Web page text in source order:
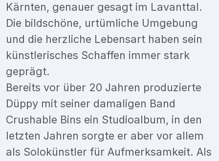
Kärnten, genauer gesagt im Lavanttal.
Die bildschöne, urtümliche Umgebung
und die herzliche Lebensart haben sein
künstlerisches Schaffen immer stark
geprägt.
Bereits vor über 20 Jahren produzierte
Düppy mit seiner damaligen Band
Crushable Bins ein Studioalbum, in den
letzten Jahren sorgte er aber vor allem
als Solokünstler für Aufmerksamkeit. Als